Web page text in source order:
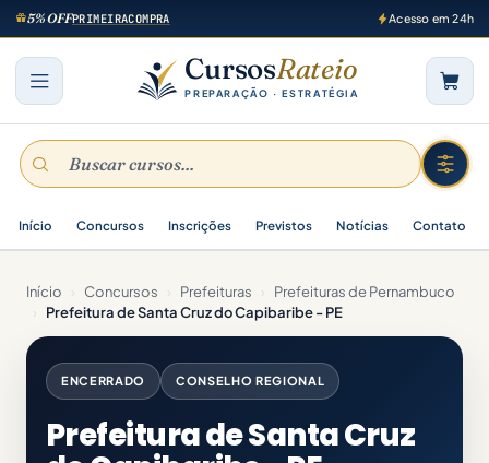
5% OFFPRIMEIRACOMPRA Acesso em 24h
CursosRateio
PREPARAÇÃO · ESTRATÉGIA
Início Concursos Inscrições Previstos Notícias Contato
Início › Concursos › Prefeituras ›
Prefeituras de Pernambuco
›
Prefeitura de Santa Cruz do Capibaribe - PE
ENCERRADO CONSELHO REGIONAL
Prefeitura de Santa Cruz